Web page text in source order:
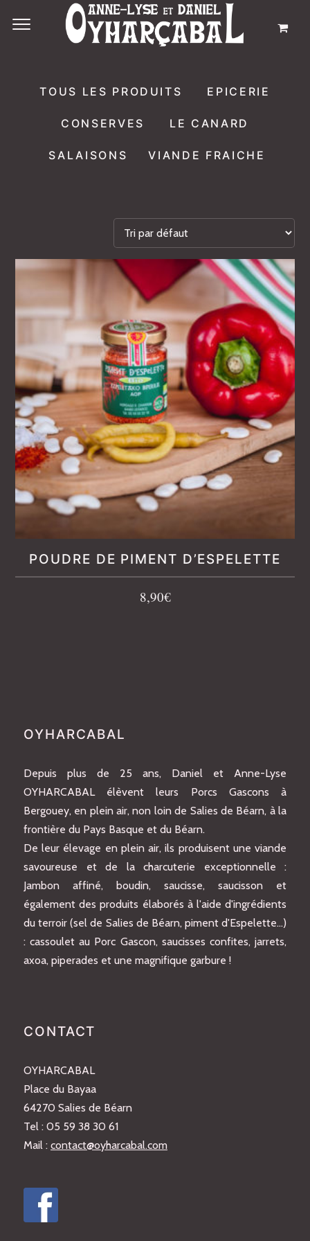
TOUS LES PRODUITS EPICERIE
CONSERVES LE CANARD
SALAISONS VIANDE FRAICHE
POUDRE DE PIMENT D’ESPELETTE
8,90€
OYHARCABAL
Depuis plus de 25 ans, Daniel et Anne-Lyse
OYHARCABAL élèvent leurs Porcs Gascons à
Bergouey, en plein air, non loin de Salies de Béarn, à la
frontière du Pays Basque et du Béarn.
De leur élevage en plein air, ils produisent une viande
savoureuse et de la charcuterie exceptionnelle :
Jambon affiné, boudin, saucisse, saucisson et
également des produits élaborés à l'aide d'ingrédients
du terroir (sel de Salies de Béarn, piment d'Espelette…)
: cassoulet au Porc Gascon, saucisses confites, jarrets,
axoa, piperades et une magnifique garbure !
CONTACT
OYHARCABAL
Place du Bayaa
64270 Salies de Béarn
Tel : 05 59 38 30 61
Mail : contact@oyharcabal.com